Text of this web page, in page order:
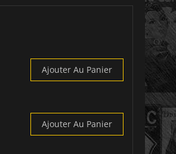
Ajouter Au Panier
Ajouter Au Panier